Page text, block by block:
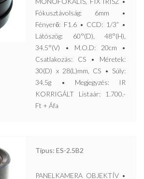
Fókusztávolság: 6mm •
Fényerő: F1.6 • CCD: 1/3” •
Látószög: 60°(D), 48°(H),
34.5°(V) • M.O.D: 20cm •
Csatlakozás: CS • Méretek:
30(D) x 28(L)mm, CS • Súly:
34.5g • Megjegyzés: IR
KORRIGÁLT Listaár: 1.700.-
Ft + Áfa
Típus: ES-2.5B2
PANELKAMERA OBJEKTÍV •